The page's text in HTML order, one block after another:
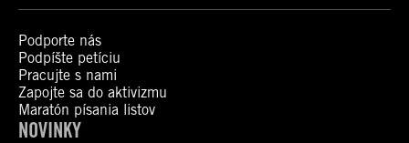
Podporte nás
Podpíšte petíciu
Pracujte s nami
Zapojte sa do aktivizmu
Maratón písania listov
NOVINKY